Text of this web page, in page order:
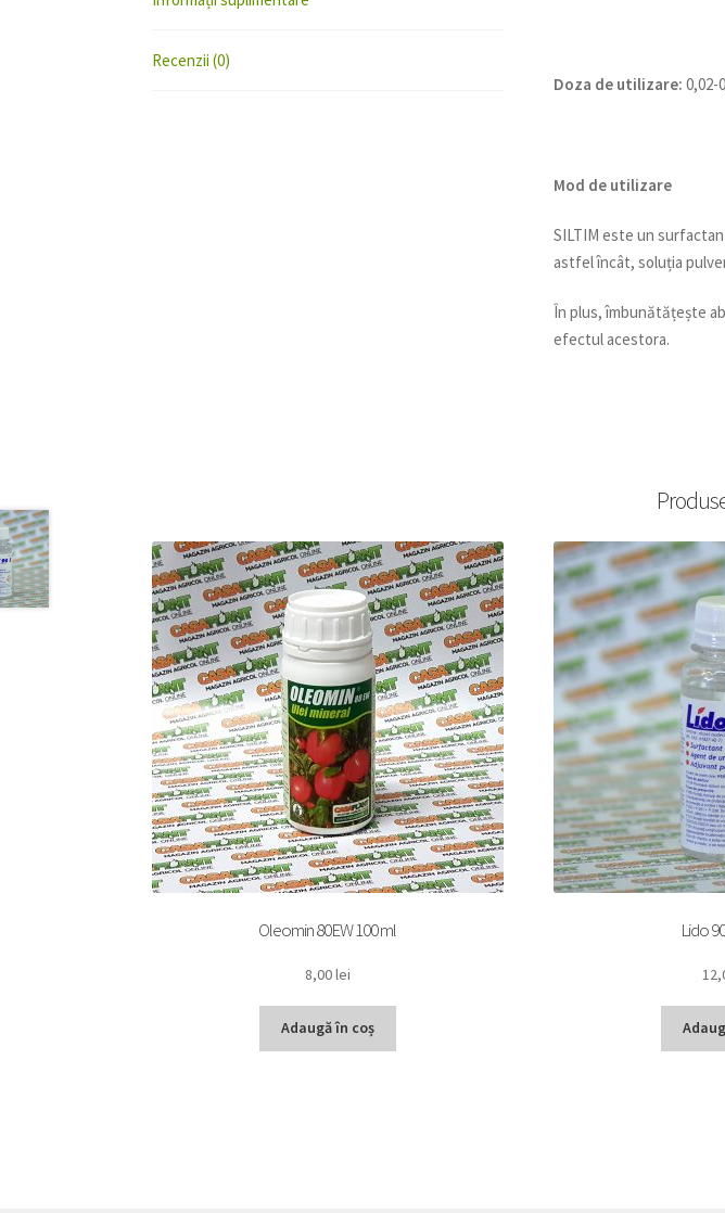
Recenzii (0)
Doza de utilizare: 0,02-
Mod de utilizare
SILTIM este un
astfel încât, soluția
În plus, îmbunătățește
efectul acestora.
Oleomin 80EW 100 ml
8,00lei
Adaugă în coș
Lido